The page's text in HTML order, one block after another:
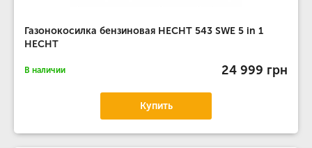
Газонокосилка бензиновая HECHT 543 SWE 5 in 1
HECHT
В наличии 24 999 грн
Купить